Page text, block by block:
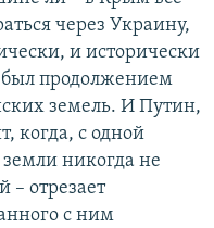
через Украину,
и исторически
был продолжением
земель. И Путин,
когда, с одной
никогда не
– отрезает
с ним